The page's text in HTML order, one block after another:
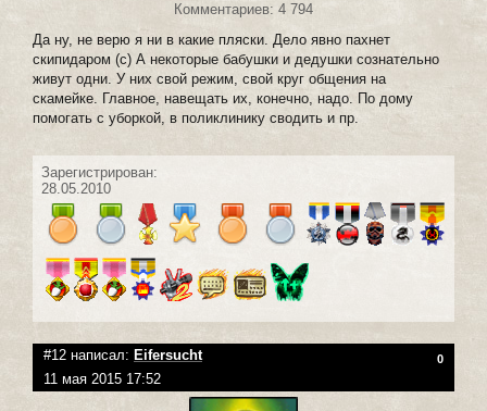
Комментариев: 4 794
Да ну, не верю я ни в какие пляски. Дело явно пахнет
скипидаром (с) А некоторые бабушки и дедушки сознательно
живут одни. У них свой режим, свой круг общения на
скамейке. Главное, навещать их, конечно, надо. По дому
помогать с уборкой, в поликлинику сводить и пр.
Зарегистрирован:
28.05.2010
#12 написал: Eifersucht 0
11 мая 2015 17:52